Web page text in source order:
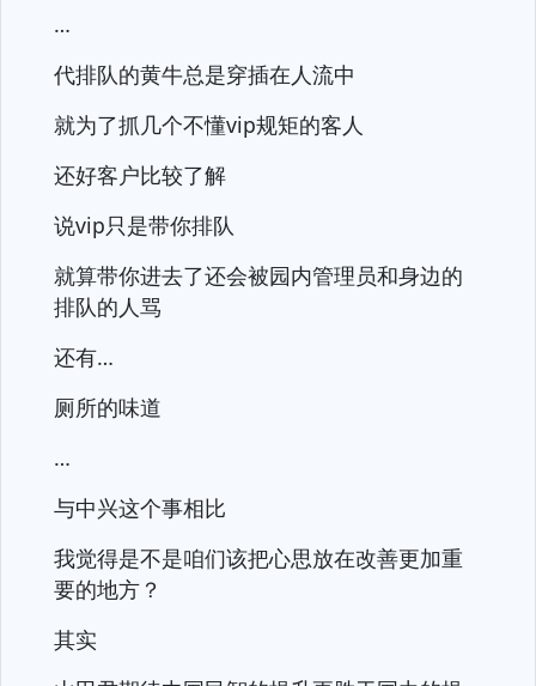
…
代排队的黄牛总是穿插在人流中
就为了抓几个不懂vip规矩的客人
还好客户比较了解
说vip只是带你排队
就算带你进去了还会被园内管理员和身边的
排队的人骂
还有…
厕所的味道
…
与中兴这个事相比
我觉得是不是咱们该把心思放在改善更加重
要的地方？
其实